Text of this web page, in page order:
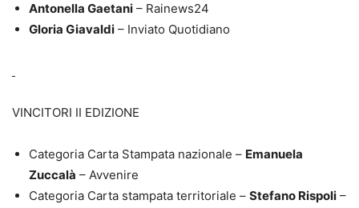
Antonella Gaetani – Rainews24
Gloria Giavaldi – Inviato Quotidiano
VINCITORI II EDIZIONE
Categoria Carta Stampata nazionale – Emanuela
Zuccalà – Avvenire
Categoria Carta stampata territoriale – Stefano Rispoli –